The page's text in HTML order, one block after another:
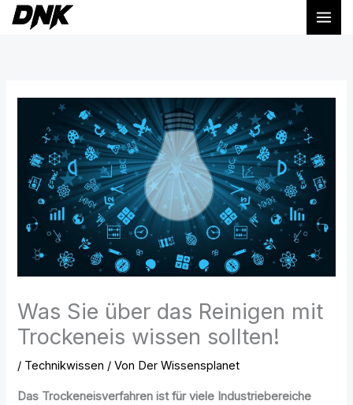
Zum
Was Sie über das Reinigen mit
Trockeneis wissen sollten!
/ Technikwissen / Von Der Wissensplanet
Das Trockeneisverfahren ist für viele Industriebereiche